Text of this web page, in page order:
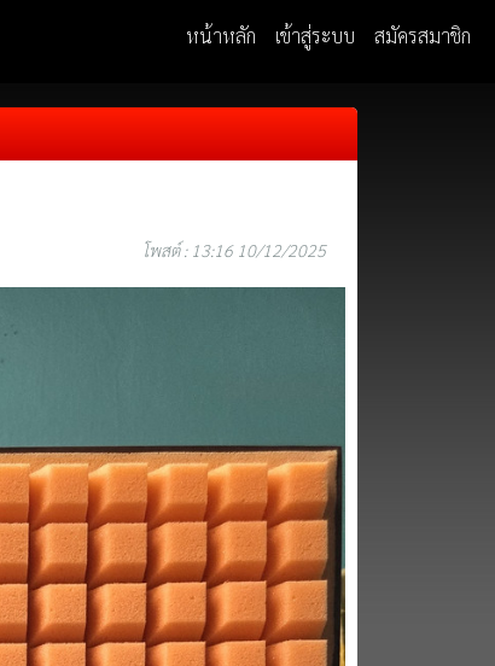
หน้าหลัก เข้าสู่ระบบ สมัครสมาชิก
โพสต์ : 13:16 10/12/2025